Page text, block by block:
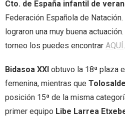
- - Rankings
- - Tecnificaciones
- - Calendario General
alt="Castellano" /> Castellano
content/plugins/qtranslate-
x/flags/eu_ES.png"
Cto. de España infantil de
Federación Española de
lograron una muy buena
torneo los puedes encontrar AQUÍ.
Bidasoa XXI obtuvo la 18ª plaza
femenina, mientras que
posición 15ª de la misma
primer equipo Libe Larrea